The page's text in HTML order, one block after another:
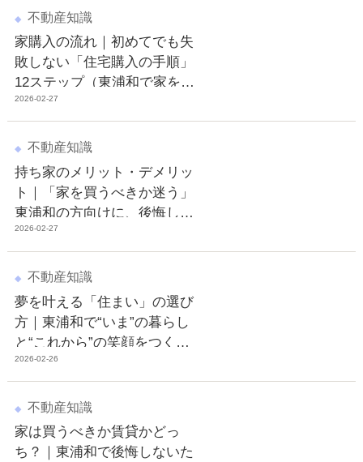
不動産知識
家購入の流れ｜初めてでも失
敗しない「住宅購入の手順」
12ステップ（東浦和で家を探
す方へ）
2026-02-27
不動産知識
持ち家のメリット・デメリッ
ト｜「家を買うべきか迷う」
東浦和の方向けに、後悔しな
い判断軸を整理
2026-02-27
不動産知識
夢を叶える「住まい」の選び
方｜東浦和で“いま”の暮らし
と“これから”の笑顔をつくる
不動産の話
2026-02-26
不動産知識
家は買うべきか賃貸かどっ
ち？｜東浦和で後悔しないた